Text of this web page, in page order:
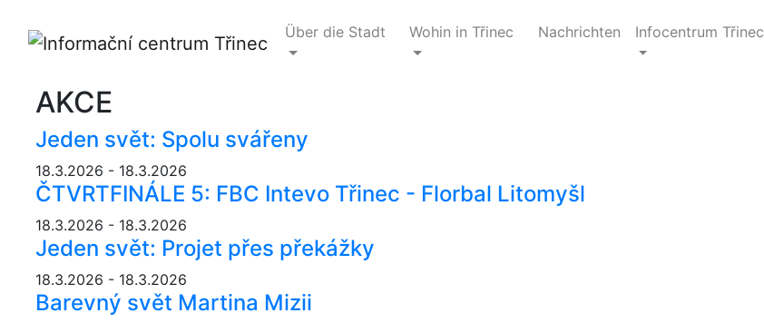
Über die Stadt Wohin in Třinec Nachrichten Infocentrum Třinec
AKCE
Jeden svět: Spolu svářeny
18.3.2026 - 18.3.2026
ČTVRTFINÁLE 5: FBC Intevo Třinec - Florbal Litomyšl
18.3.2026 - 18.3.2026
Jeden svět: Projet přes překážky
18.3.2026 - 18.3.2026
Barevný svět Martina Mizii